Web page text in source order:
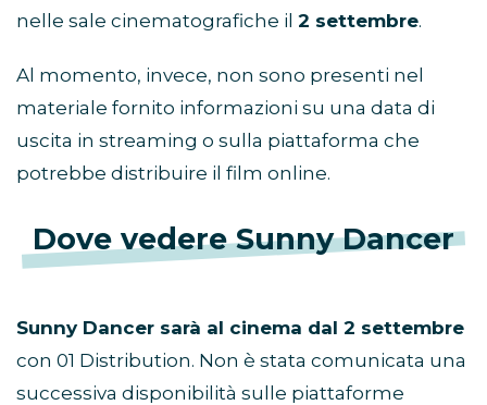
nelle sale cinematografiche il 2 settembre.
Al momento, invece, non sono presenti nel
materiale fornito informazioni su una data di
uscita in streaming o sulla piattaforma che
potrebbe distribuire il film online.
Dove vedere Sunny Dancer
Sunny Dancer sarà al cinema dal 2 settembre
con 01 Distribution. Non è stata comunicata una
successiva disponibilità sulle piattaforme